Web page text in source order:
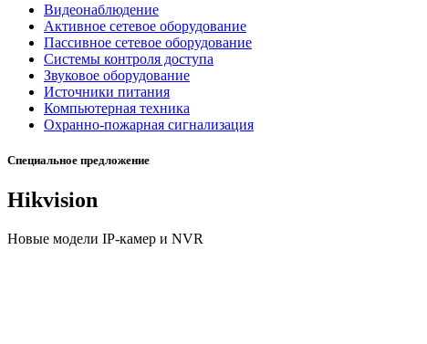
Видеонаблюдение
Активное сетевое оборудование
Пассивное сетевое оборудование
Системы контроля доступа
Звуковое оборудование
Источники питания
Компьютерная техника
Охранно-пожарная сигнализация
Специальное предложение
Hikvision
Новые модели IP-камер и NVR